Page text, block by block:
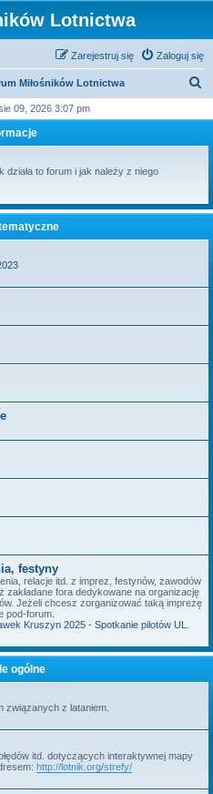
Lotnictwa
Zaloguj się
Zarejestruj się
Miłośników Lotnictwa
k
09, 2026 3:07 pm
działa to forum i jak należy z niego
festyny
relacje itd. z imprez, festynów, zawodów
zakładane fora dedykowane na organizację
Jeżeli chcesz zorganizować taką imprezę
pod-forum.
Kruszyn 2025 - Spotkanie pilotów UL.
ogólne
związanych z lataniem.
itd. dotyczących interaktywnej mapy
http://lotnik.org/strefy/